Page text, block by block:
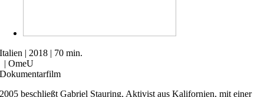
Italien | 2018 | 70 min.
| OmeU
Dokumentarfilm
2005 beschließt Gabriel Stauring, Aktivist aus Kalifornien, mit einer